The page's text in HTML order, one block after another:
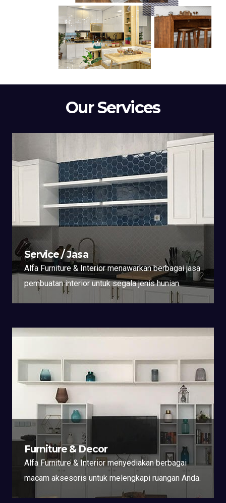
Our Services
Service / Jasa
Alfa Furniture & Interior menawarkan berbagai jasa
pembuatan interior untuk segala jenis hunian.
Furniture & Decor
Alfa Furniture & Interior menyediakan berbagai
macam aksesoris untuk melengkapi ruangan Anda.